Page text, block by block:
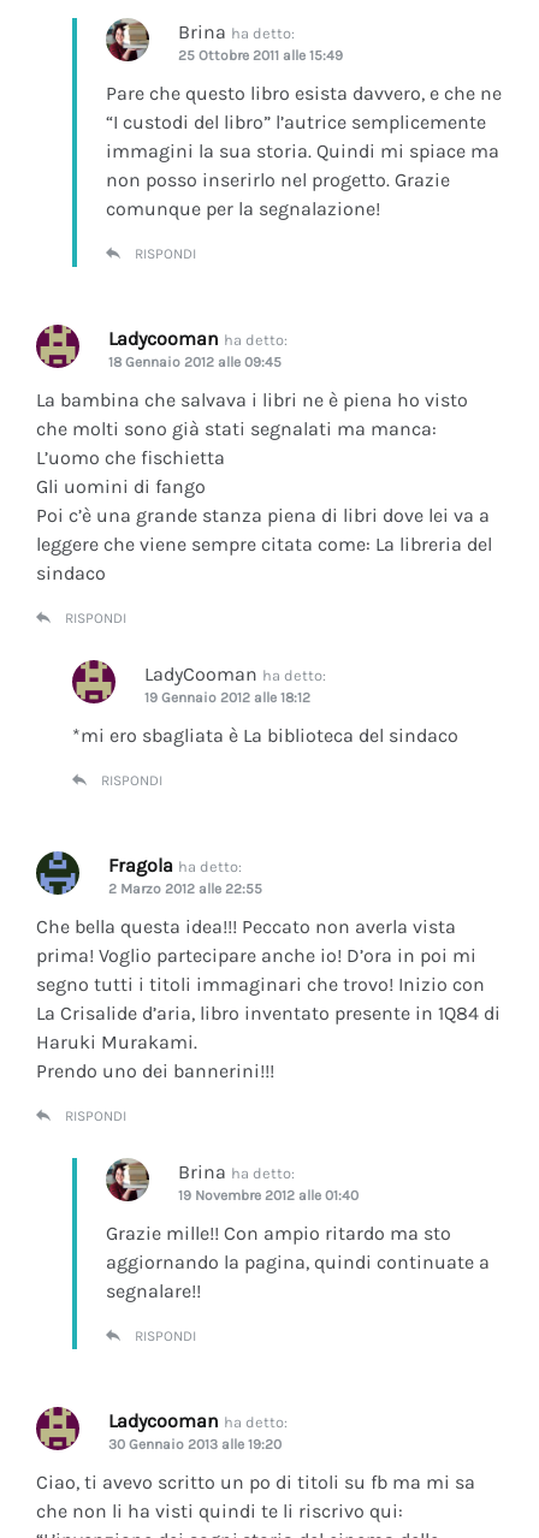
Brina ha detto:
25 Ottobre 2011 alle 15:49
Pare che questo libro esista davvero, e che ne
“I custodi del libro” l’autrice semplicemente
immagini la sua storia. Quindi mi spiace ma
non posso inserirlo nel progetto. Grazie
comunque per la segnalazione!
RISPONDI
Ladycooman ha detto:
18 Gennaio 2012 alle 09:45
La bambina che salvava i libri ne è piena ho visto
che molti sono già stati segnalati ma manca:
L’uomo che fischietta
Gli uomini di fango
Poi c’è una grande stanza piena di libri dove lei va a
leggere che viene sempre citata come: La libreria del
sindaco
RISPONDI
LadyCooman ha detto:
19 Gennaio 2012 alle 18:12
*mi ero sbagliata è La biblioteca del sindaco
RISPONDI
Fragola ha detto:
2 Marzo 2012 alle 22:55
Che bella questa idea!!! Peccato non averla vista
prima! Voglio partecipare anche io! D’ora in poi mi
segno tutti i titoli immaginari che trovo! Inizio con
La Crisalide d’aria, libro inventato presente in 1Q84 di
Haruki Murakami.
Prendo uno dei bannerini!!!
RISPONDI
Brina ha detto:
19 Novembre 2012 alle 01:40
Grazie mille!! Con ampio ritardo ma sto
aggiornando la pagina, quindi continuate a
segnalare!!
RISPONDI
Ladycooman ha detto:
30 Gennaio 2013 alle 19:20
Ciao, ti avevo scritto un po di titoli su fb ma mi sa
che non li ha visti quindi te li riscrivo qui: